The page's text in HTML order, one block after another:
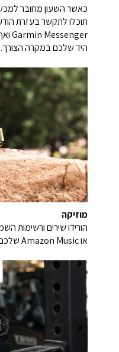
תוכלו לתקשר בעזרת
היד שלכם במקרה הצורך.
מוזיקה
או Amazon Music שלכם כדי להאזין למוזיקה ללא טלפון.